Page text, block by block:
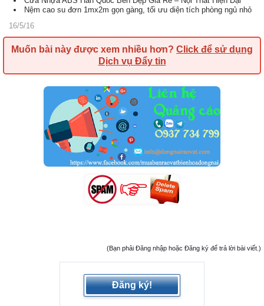
Nệm cao su đơn 1mx2m gọn gàng, tối ưu diện tích phòng ngủ nhỏ
16/5/16
Muốn bài này được xem nhiều hơn? Click để sử dụng
Dịch vụ Đẩy tin
(Bạn phải Đăng nhập hoặc Đăng ký để trả lời bài viết.)
Đăng ký!